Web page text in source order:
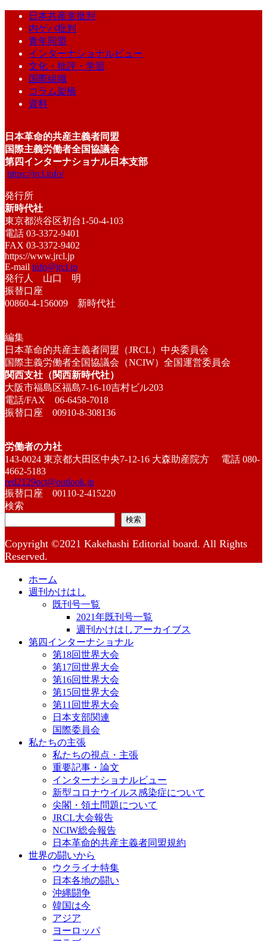
日本共産党批判
内ゲバ批判
青年同盟
インターナショナルビュー
文化・批評・学習
国際組織
コラム架橋
資料
日本革命的共産主義者同盟
国際主義労働者全国協議会
第四インターナショナル日本支部
https://jrcl.info/
発行所
新時代社
東京都渋谷区初台1-50-4-103
電話 03-3372-9401
FAX 03-3372-9402
https://www.jrcl.jp
E-mail info@jrcl.jp
発行人 山口 明
振替口座
00860-4-156009 新時代社
編集
日本革命的共産主義者同盟（JRCL）中央委員会
国際主義労働者全国協議会（NCIW）全国運営委員会
関西支社（関西新時代社）
大阪市福島区福島7-16-10吉村ビル203
電話/FAX 06-6458-7018
振替口座 00910-8-308136
労働者の力社
143-0024 東京都大田区中央7-12-16 大森助産院方 電話 080-
4662-5183
red2129oct@outlook.jp
振替口座 00110-2-415220
検索
検索
Copyright ©2021 Kakehashi Editorial board. All Rights
Reserved.
ホーム
週刊かけはし
既刊号一覧
2021年既刊号一覧
週刊かけはしアーカイブス
第四インターナショナル
第18回世界大会
第17回世界大会
第16回世界大会
第15回世界大会
第11回世界大会
日本支部関連
国際委員会
私たちの主張
私たちの視点・主張
重要記事・論文
インターナショナルビュー
新型コロナウイルス感染症について
尖閣・領土問題について
JRCL大会報告
NCIW総会報告
日本革命的共産主義者同盟規約
世界の闘いから
ウクライナ特集
日本各地の闘い
沖縄闘争
韓国は今
アジア
ヨーロッパ